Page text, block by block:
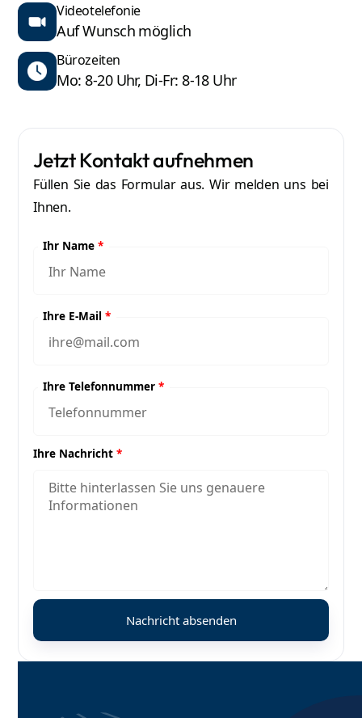
Videotelefonie
Auf Wunsch möglich
Bürozeiten
Mo: 8-20 Uhr, Di-Fr: 8-18 Uhr
Jetzt Kontakt aufnehmen
Füllen Sie das Formular aus. Wir melden uns bei
Ihnen.
Ihr Name*
Ihre E-Mail*
Ihre Telefonnummer*
Ihre Nachricht*